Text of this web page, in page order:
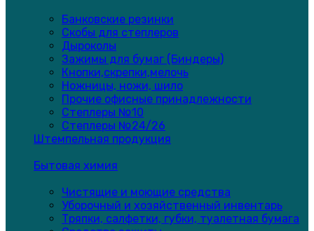
Банковские резинки
Скобы для степлеров
Дыроколы
Зажимы для бумаг (Биндеры)
Кнопки,скрепки,мелочь
Ножницы, ножи, шило
Прочие офисные принадлежности
Степлеры №10
Степлеры №24/26
Штемпельная продукция
Бытовая химия
Чистящие и моющие средства
Уборочный и хозяйственный инвентарь
Тряпки, салфетки, губки, туалетная бумага